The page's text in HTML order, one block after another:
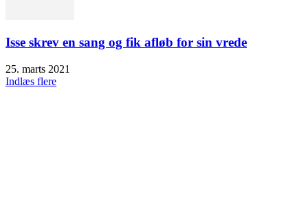
Isse skrev en sang og fik afløb for sin vrede
25. marts 2021
Indlæs flere